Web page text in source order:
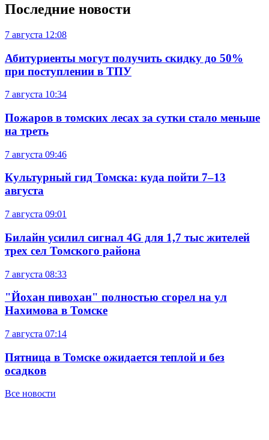
Последние новости
7 августа 12:08
Абитуриенты могут получить скидку до 50%
при поступлении в ТПУ
7 августа 10:34
Пожаров в томских лесах за сутки стало меньше
на треть
7 августа 09:46
Культурный гид Томска: куда пойти 7–13
августа
7 августа 09:01
Билайн усилил сигнал 4G для 1,7 тыс жителей
трех сел Томского района
7 августа 08:33
"Йохан пивохан" полностью сгорел на ул
Нахимова в Томске
7 августа 07:14
Пятница в Томске ожидается теплой и без
осадков
Все новости